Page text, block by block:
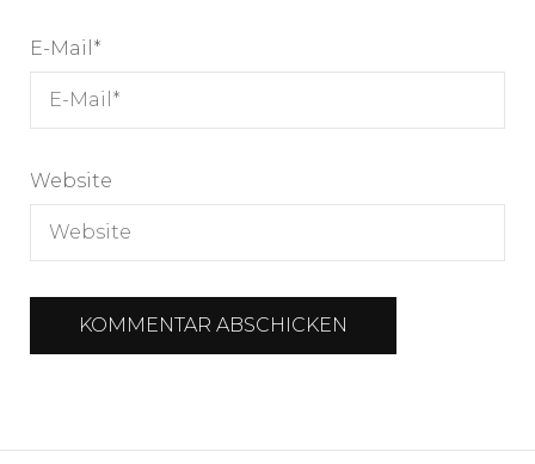
E-Mail *
Website